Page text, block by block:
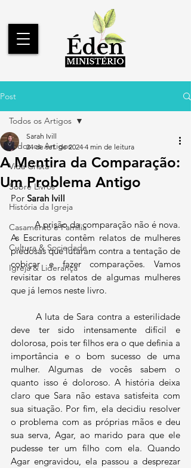
Post
Todos os Artigos
Vida Cristã
Sobre Livros
História da Igreja
Casamento e Família
Cultura & Sociedade
Igreja & Liderança
Todos os Artigos
A Mentira da Comparação:
Um Problema Antigo
Sarah Ivill
24 de set. de 2024 4 min de leitura
Por Sarah Ivill
	A prisão da comparação não é nova.
As Escrituras contêm relatos de mulheres
piedosas que lutaram contra a tentação de
cobiçar e fazer comparações. Vamos
revisitar os relatos de algumas mulheres
que já lemos neste livro.
deve ter sido intensamente difícil e
dolorosa, pois ter filhos era o que definia a
importância e o bom sucesso de uma
mulher. Algumas de vocês sabem o
quanto isso é doloroso. A história deixa
claro que Sara não estava satisfeita com
sua situação. Por fim, ela decidiu resolver
o problema com as próprias mãos e deu
sua serva, Agar, ao marido para que ele
pudesse ter um filho com ela. Quando
Agar engravidou, ela passou a desprezar